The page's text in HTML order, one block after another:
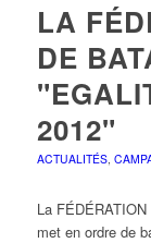
LA
DE
2012"
ACTUALITÉS,
La
met en ordre de